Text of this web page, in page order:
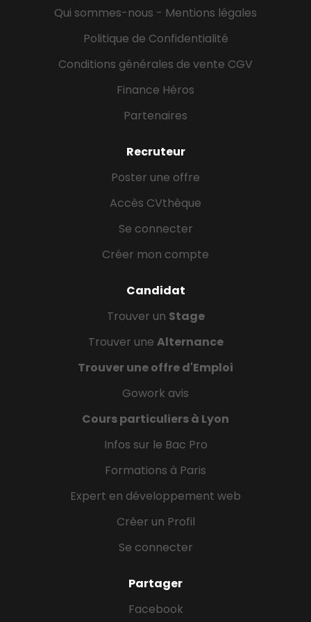
Qui sommes-nous - Mentions légales
Politique de Confidentialité
Conditions générales de vente CGV
Finance Héros
Partenaires
Recruteur
Poster une offre
Accès CVthèque
Se connecter
Créer mon compte
Candidat
Trouver un Stage
Trouver une Alternance
Trouver une offre d'Emploi
Gowork avis
Cours particuliers à Lyon
Infos sur le Bac Pro
Formations à Paris
Expert en développement web
Créer un Profil
Se connecter
Partager
Facebook